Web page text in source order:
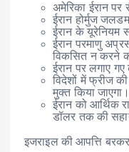
अमेरिका ईरान पर
ईरान होर्मुज
ईरान के यूरेनियम
ईरान परमाणु
विकसित न करने की
ईरान पर लगाए
विदेशों में फ्रीज
मुक्त किया जाएगा।
ईरान को
डॉलर तक की
इजराइल की आपत्ति